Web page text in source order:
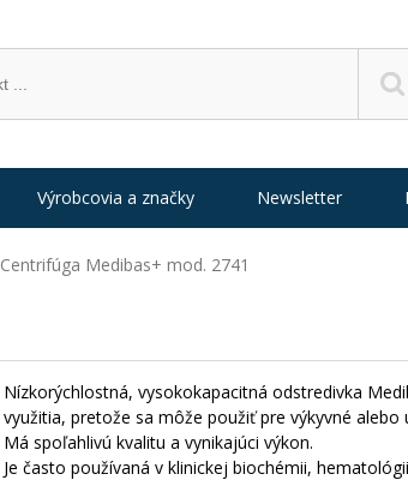
Centrifúga Medibas+ mod. 2741
Nízkorýchlostná, vysokokapacitná odstredivka
využitia, pretože sa môže použiť pre výkyvné
Má spoľahlivú kvalitu a vynikajúci výkon.
Je často používaná v klinickej biochémii,
Výrobcovia a značky Newsletter